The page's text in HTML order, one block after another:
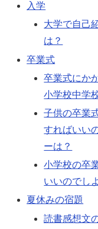
入学
大学で自己
は？
卒業式
卒業式にか
小学校中学
子供の卒業
すればいい
ーは？
小学校の卒
いいのでし
夏休みの宿題
読書感想文